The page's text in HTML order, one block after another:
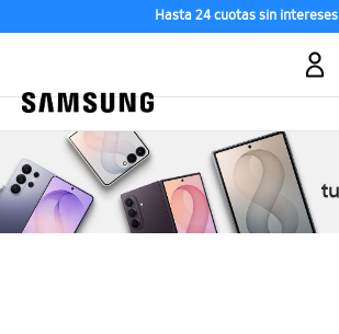
Hasta 24 cuotas sin intereses